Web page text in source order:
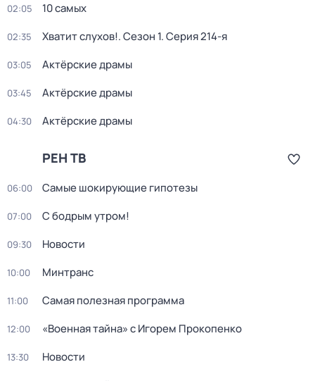
02:05 10 самых
02:35 Хватит слухов!. Сезон 1. Серия 214-я
03:05 Актёрские драмы
03:45 Актёрские драмы
04:30 Актёрские драмы
РЕН ТВ
06:00 Самые шoкиpующие гипотезы
07:00 С бодрым утром!
09:30 Новости
10:00 Минтранс
11:00 Самая полезная программа
12:00 «Военная тайна» с Игорем Прокопенко
13:30 Новости